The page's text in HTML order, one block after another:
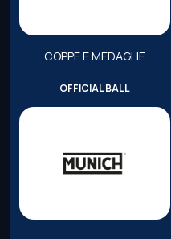
COPPE E MEDAGLIE
OFFICIAL BALL